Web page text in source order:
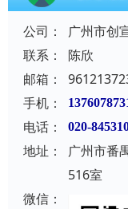
公司：
广州市创
联系：
陈欣
邮箱：
手机：
电话： 020-
地址：
广州市番
516室
微信：